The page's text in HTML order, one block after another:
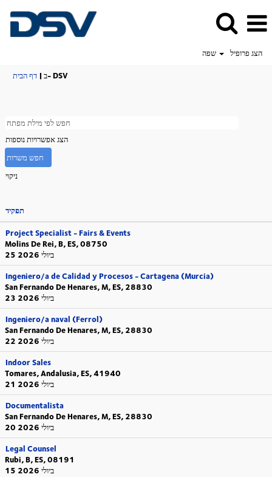
שפה
הצג פרופיל
דף הבית | ב- DSV(דף
הצג אפשרויות נוספות
ניקוי
תפקיד
Project Specialist - Fairs & Events
Molins De Rei, B, ES, 08750
25 ביולי 2026
Ingeniero/a de Calidad y Procesos - Cartagena (Murcia)
San Fernando De Henares, M, ES, 28830
23 ביולי 2026
Ingeniero/a naval (Ferrol)
San Fernando De Henares, M, ES, 28830
22 ביולי 2026
Indoor Sales
Tomares, Andalusia, ES, 41940
21 ביולי 2026
Documentalista
San Fernando De Henares, M, ES, 28830
20 ביולי 2026
Legal Counsel
Rubi, B, ES, 08191
15 ביולי 2026